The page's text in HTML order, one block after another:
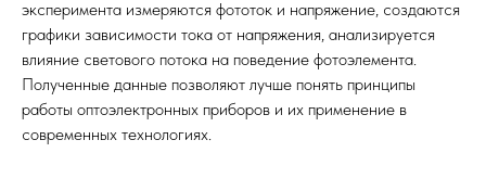
эксперимента измеряются фототок и напряжение, создаются
графики зависимости тока от напряжения, анализируется
влияние светового потока на поведение фотоэлемента.
Полученные данные позволяют лучше понять принципы
работы оптоэлектронных приборов и их применение в
современных технологиях.